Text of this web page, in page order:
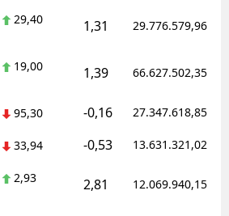
29,40 1,31 29.776.579,96
19,00 1,39 66.627.502,35
95,30 -0,16 27.347.618,85
33,94 -0,53 13.631.321,02
2,93 2,81 12.069.940,15